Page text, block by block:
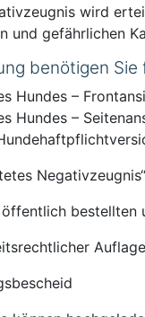
wird
und gefährlichen
benötigen
Hundes –
Hundes –
bestellten